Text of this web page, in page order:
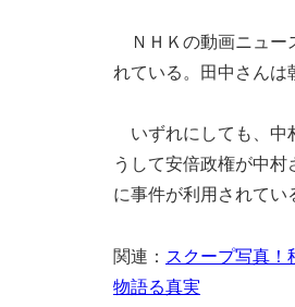
ＮＨＫの動画ニュー
れている。田中さんは
いずれにしても、中
うして安倍政権が中
に事件が利用されてい
関連： スクープ写真！
物語る真実